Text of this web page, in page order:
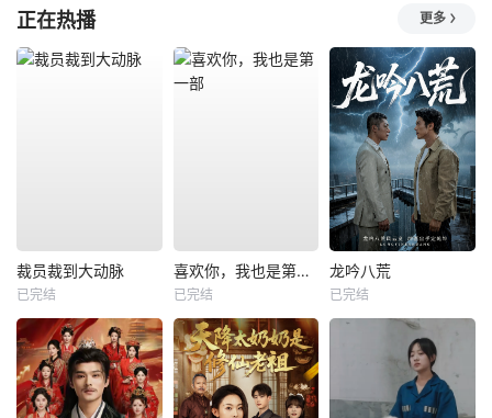
正在热播 更多
裁员裁到大动脉
已完结
喜欢你，我也是第一部
已完结
龙吟八荒
已完结